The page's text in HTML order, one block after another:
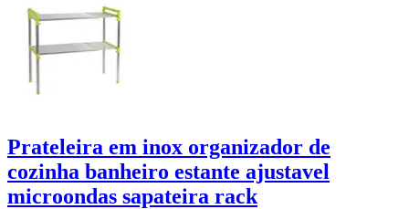
Prateleira em inox organizador de
cozinha banheiro estante ajustavel
microondas sapateira rack